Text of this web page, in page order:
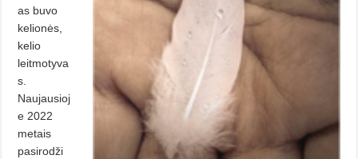
as buvo
kelionės,
kelio
leitmotyva
s.
Naujausioj
e 2022
metais
pasirodži